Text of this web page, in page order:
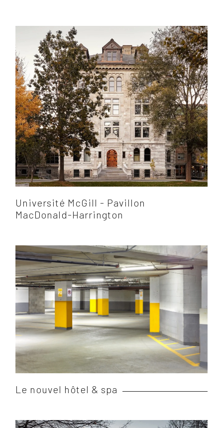
Université McGill - Pavillon
MacDonald-Harrington
Le nouvel hôtel & spa